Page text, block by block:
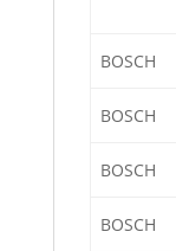
BOSCH
BOSCH
BOSCH
BOSCH